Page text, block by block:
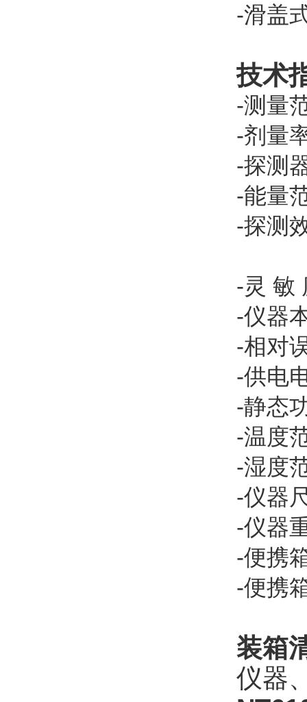
-滑盖
技术
-测量
-剂量
-探测
-能量
-探测
-灵 敏
-仪器
-相对
-供电
-静态
-温度
-湿度
-仪器
-仪器
-便携
-便携
装箱
仪器